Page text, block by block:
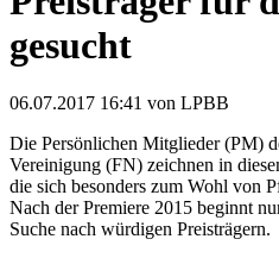
gesucht
06.07.2017 16:41 von LPBB
Die Persönlichen Mitglieder (PM)
Vereinigung (FN) zeichnen in
die sich besonders zum Wohl von
Nach der Premiere 2015 beginnt
Suche nach würdigen Preisträgern.